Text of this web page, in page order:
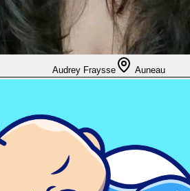
Audrey Fraysse Auneau